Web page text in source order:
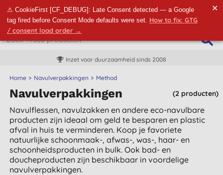
⚠ CookieFirst [CF_DEBUG]: Late Consent detected — a Google
tag fired before Consent Mode defaults were set. How to fix: GTG
/ consent load order →
✕
Inzet voor duurzaamheid sinds 2008
Home Navulverpakkingen Method
(2 producten)
Navulverpakkingen
Navulflessen, navulzakken en andere eco-navulbare
producten zijn ideaal om geld te besparen en plastic
afval in huis te verminderen. Koop je favoriete
natuurlijke schoonmaak-, afwas-, was-, haar- en
schoonheidsproducten in bulk. Ook bad- en
doucheproducten zijn beschikbaar in voordelige
navulverpakkingen.